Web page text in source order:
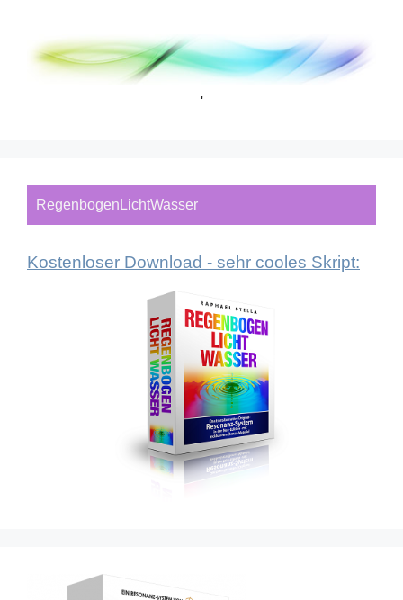
'
RegenbogenLichtWasser
Kostenloser Download - sehr cooles Skript: